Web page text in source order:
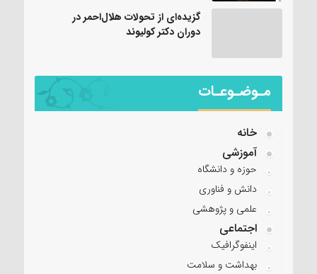
گزیده‌ای از تحولات هلال‌احمر در
دوران دکتر کولیوند
مـوضـوعـات
خانه
آموزشی
حوزه و دانشگاه
دانش و فناوری
علمی و پژوهشی
اجتماعی
اینفوگرافیک
بهداشت و سلامت